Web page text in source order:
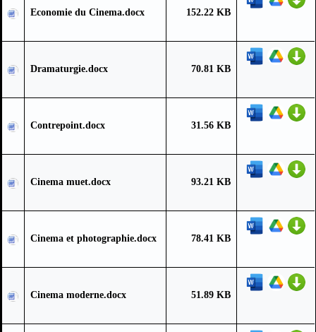
Economie du Cinema.docx 152.22 KB
Dramaturgie.docx 70.81 KB
Contrepoint.docx 31.56 KB
Cinema muet.docx 93.21 KB
Cinema et photographie.docx 78.41 KB
Cinema moderne.docx 51.89 KB